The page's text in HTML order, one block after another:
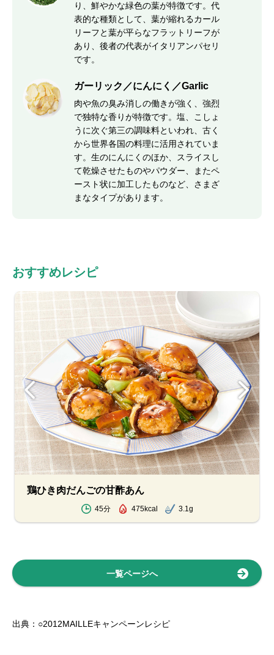
り、鮮やかな緑色の葉が特徴です。代
表的な種類として、葉が縮れるカール
リーフと葉が平らなフラットリーフが
あり、後者の代表がイタリアンパセリ
です。
ガーリック／にんにく／Garlic
肉や魚の臭み消しの働きが強く、強烈
で独特な香りが特徴です。塩、こしょ
うに次ぐ第三の調味料といわれ、古く
から世界各国の料理に活用されていま
す。生のにんにくのほか、スライスし
て乾燥させたものやパウダー、またペ
ースト状に加工したものなど、さまざ
まなタイプがあります。
おすすめレシピ
鶏ひき肉だんごの甘酢あん
45分 475kcal 3.1g
一覧ページへ
出典：○2012MAILLEキャンペーンレシピ